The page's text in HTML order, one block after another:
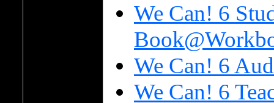
We Can! 6
We Can! 6
We Can! 6